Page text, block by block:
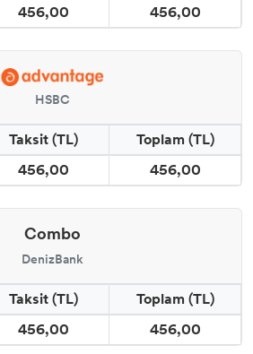
456,00 456,00
HSBC
Taksit (TL)
Toplam (TL)
456,00 456,00
Combo
DenizBank
Taksit (TL)
Toplam (TL)
456,00 456,00